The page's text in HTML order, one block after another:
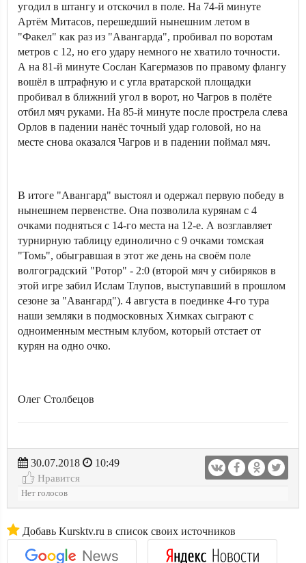
угодил в штангу и отскочил в поле. На 74-й минуте
Артём Митасов, перешедший нынешним летом в
"Факел" как раз из "Авангарда", пробивал по воротам
метров с 12, но его удару немного не хватило точности.
А на 81-й минуте Сослан Кагермазов по правому флангу
вошёл в штрафную и с угла вратарской площадки
пробивал в ближний угол в ворот, но Чагров в полёте
отбил мяч руками. На 85-й минуте после прострела слева
Орлов в падении нанёс точный удар головой, но на
месте снова оказался Чагров и в падении поймал мяч.
В итоге "Авангард" выстоял и одержал первую победу в
нынешнем первенстве. Она позволила курянам с 4
очками подняться с 14-го места на 12-е. А возглавляет
турнирную таблицу единолично с 9 очками томская
"Томь", обыгравшая в этот же день на своём поле
волгоградский "Ротор" - 2:0 (второй мяч у сибиряков в
этой игре забил Ислам Тлупов, выступавший в прошлом
сезоне за "Авангард"). 4 августа в поединке 4-го тура
наши земляки в подмосковных Химках сыграют с
одноименным местным клубом, который отстает от
курян на одно очко.
Олег Столбецов
30.07.2018
10:49
Нравится
Нет голосов
Добавь Kursktv.ru в список своих источников